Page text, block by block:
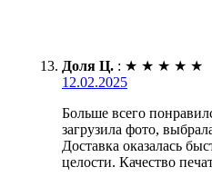
Доля Ц. : ★ ★ ★ ★ ★
12.02.2025
Больше всего
загрузила фото,
Доставка оказалась
целости. Качество